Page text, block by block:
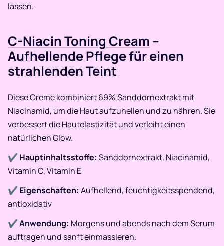
lassen.​
C-Niacin Toning Cream –
Aufhellende Pflege für einen
strahlenden Teint
Diese Creme kombiniert 69% Sanddornextrakt mit
Niacinamid, um die Haut aufzuhellen und zu nähren. Sie
verbessert die Hautelastizität und verleiht einen
natürlichen Glow.​
✔ Hauptinhaltsstoffe: Sanddornextrakt, Niacinamid,
Vitamin C, Vitamin E
✔ Eigenschaften: Aufhellend, feuchtigkeitsspendend,
antioxidativ
✔Anwendung: Morgens und abends nach dem Serum
auftragen und sanft einmassieren.​